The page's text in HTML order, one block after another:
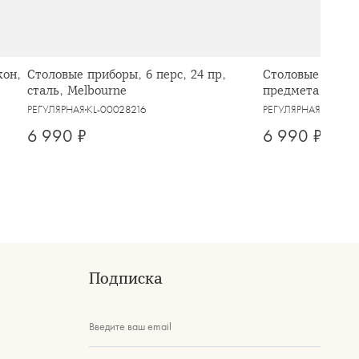
Столовые приборы, 6 перс, 24 пр,
сталь, Melbourne
РЕГУЛЯРНАЯ KL-00028216
6 990 ₽
Столовые
предмета,
РЕГУЛЯРНАЯ
6 990 ₽
Подписка
Введите ваш email